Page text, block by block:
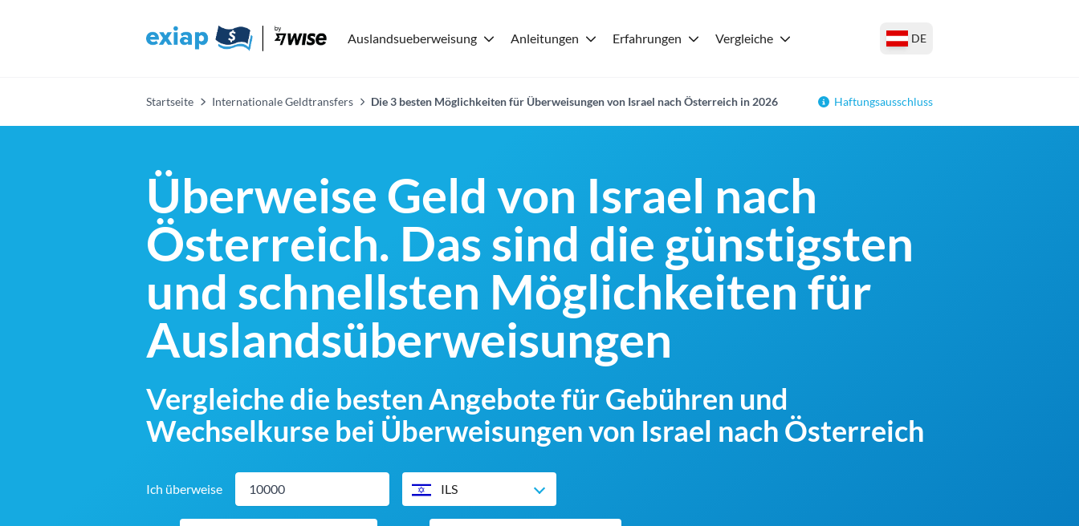
Auslandsueberweisung Anleitungen Erfahrungen Vergleiche DE
Startseite Internationale Geldtransfers Die 3 besten Möglichkeiten für Überweisungen von Israel nach Österreich in 2026 Haftungsausschluss
Überweise Geld von Israel nach
Österreich. Das sind die günstigsten
und schnellsten Möglichkeiten für
Auslandsüberweisungen
Vergleiche die besten Angebote für Gebühren und
Wechselkurse bei Überweisungen von Israel nach Österreich
Ich überweise ILS